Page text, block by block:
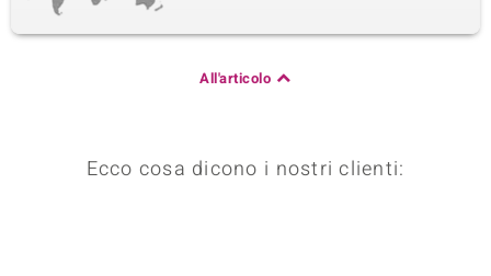
All'articolo
Ecco cosa dicono i nostri clienti: